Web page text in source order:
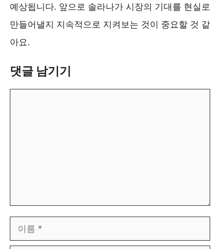
예상됩니다. 앞으로 솔라나가 시장의 기대를 현실로
만들어낼지 지속적으로 지켜보는 것이 중요할 것 같
아요.
댓글 남기기
름